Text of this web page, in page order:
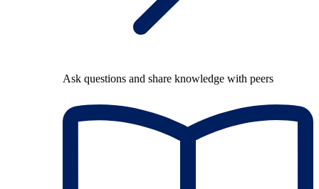
Ask questions and share knowledge with peers